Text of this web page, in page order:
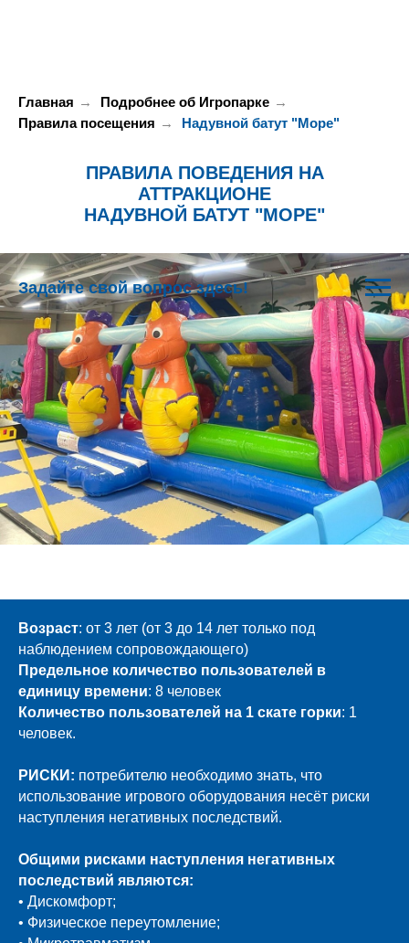
Задайте свой вопрос здесь!
Главная → Подробнее об Игропарке →
Правила посещения → Надувной батут "Море"
ПРАВИЛА ПОВЕДЕНИЯ НА
АТТРАКЦИОНЕ
НАДУВНОЙ БАТУТ "МОРЕ"
Возраст: от 3 лет (от 3 до 14 лет только под
наблюдением сопровождающего)
Предельное количество пользователей в
единицу времени: 8 человек
Количество пользователей на 1 скате горки: 1
человек.
РИСКИ: потребителю необходимо знать, что
использование игрового оборудования несёт риски
наступления негативных последствий.
Общими рисками наступления негативных
последствий являются:
• Дискомфорт;
• Физическое переутомление;